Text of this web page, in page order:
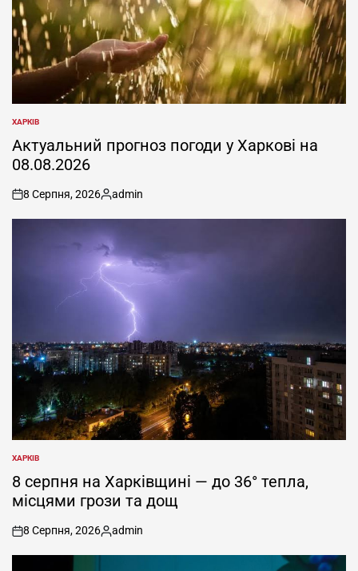
ОПУБЛІКУВАТИ
ХАРКІВ
Актуальний прогноз погоди у Харкові на
08.08.2026
on
8 Серпня, 2026
Опубліковано
admin
ОПУБЛІКУВАТИ
У
ХАРКІВ
8 серпня на Харківщині — до 36° тепла,
місцями грози та дощ
on
8 Серпня, 2026
Опубліковано
admin